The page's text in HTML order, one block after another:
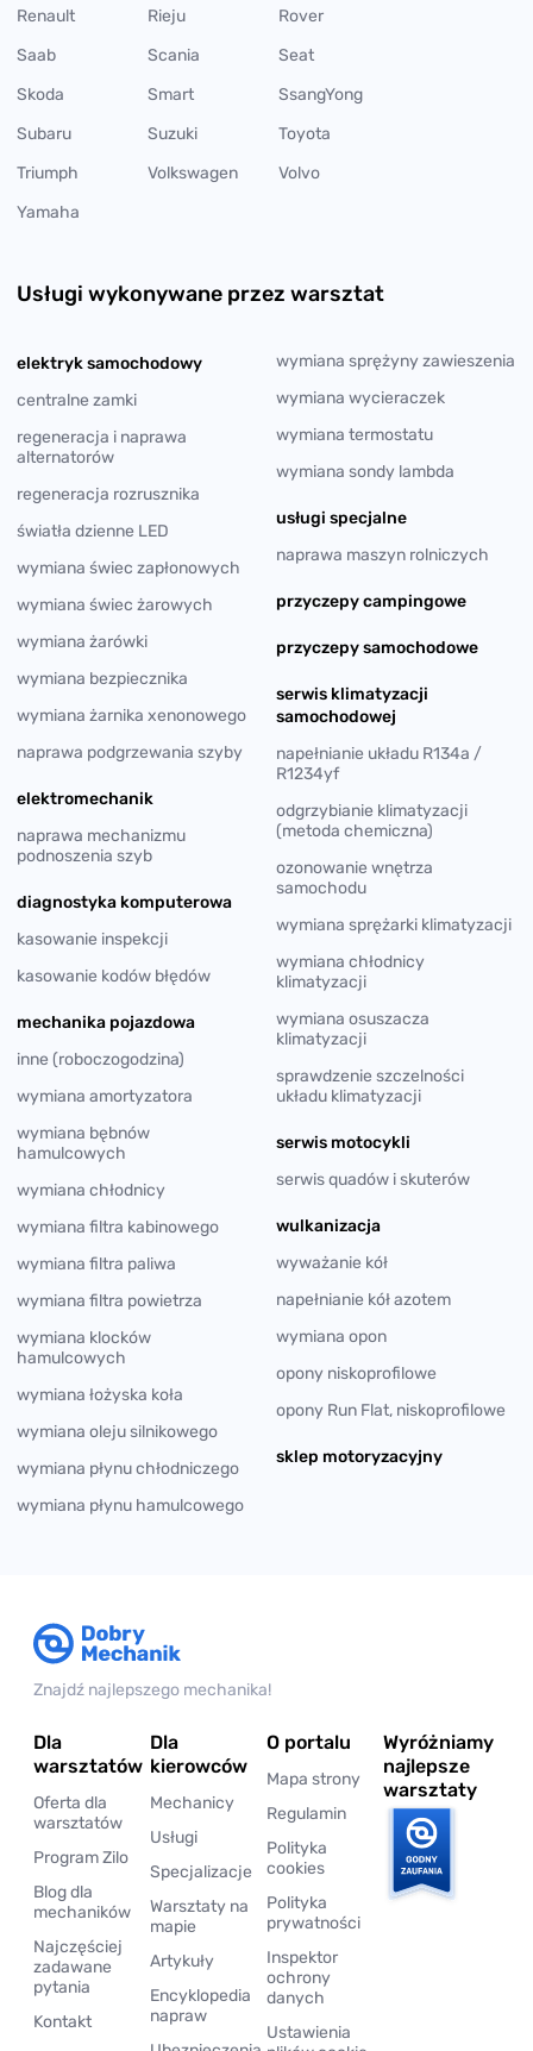
Renault
Rieju
Rover
Saab
Scania
Seat
Skoda
Smart
SsangYong
Subaru
Suzuki
Toyota
Triumph
Volkswagen
Volvo
Yamaha
Usługi wykonywane przez warsztat
elektryk samochodowy
centralne zamki
regeneracja i naprawa
alternatorów
regeneracja rozrusznika
światła dzienne LED
wymiana świec zapłonowych
wymiana świec żarowych
wymiana żarówki
wymiana bezpiecznika
wymiana żarnika xenonowego
naprawa podgrzewania szyby
elektromechanik
naprawa mechanizmu
podnoszenia szyb
diagnostyka komputerowa
kasowanie inspekcji
kasowanie kodów błędów
mechanika pojazdowa
inne (roboczogodzina)
wymiana amortyzatora
wymiana bębnów
hamulcowych
wymiana chłodnicy
wymiana filtra kabinowego
wymiana filtra paliwa
wymiana filtra powietrza
wymiana klocków
hamulcowych
wymiana łożyska koła
wymiana oleju silnikowego
wymiana płynu chłodniczego
wymiana płynu hamulcowego
wymiana sprężyny zawieszenia
wymiana wycieraczek
wymiana termostatu
wymiana sondy lambda
usługi specjalne
naprawa maszyn rolniczych
przyczepy campingowe
przyczepy samochodowe
serwis klimatyzacji
samochodowej
napełnianie układu R134a /
R1234yf
odgrzybianie klimatyzacji
(metoda chemiczna)
ozonowanie wnętrza
samochodu
wymiana sprężarki klimatyzacji
wymiana chłodnicy
klimatyzacji
wymiana osuszacza
klimatyzacji
sprawdzenie szczelności
układu klimatyzacji
serwis motocykli
serwis quadów i skuterów
wulkanizacja
wyważanie kół
napełnianie kół azotem
wymiana opon
opony niskoprofilowe
opony Run Flat, niskoprofilowe
sklep motoryzacyjny
Znajdź najlepszego mechanika!
Dla
warsztatów
Oferta dla
warsztatów
Program Zilo
Blog dla
mechaników
Najczęściej
zadawane
pytania
Kontakt
Dla
kierowców
Mechanicy
Usługi
Specjalizacje
Warsztaty na
mapie
Artykuły
Encyklopedia
napraw
O portalu
Mapa strony
Regulamin
Polityka
cookies
Polityka
prywatności
Inspektor
ochrony
danych
Ustawienia
Wyróżniamy
najlepsze
warsztaty